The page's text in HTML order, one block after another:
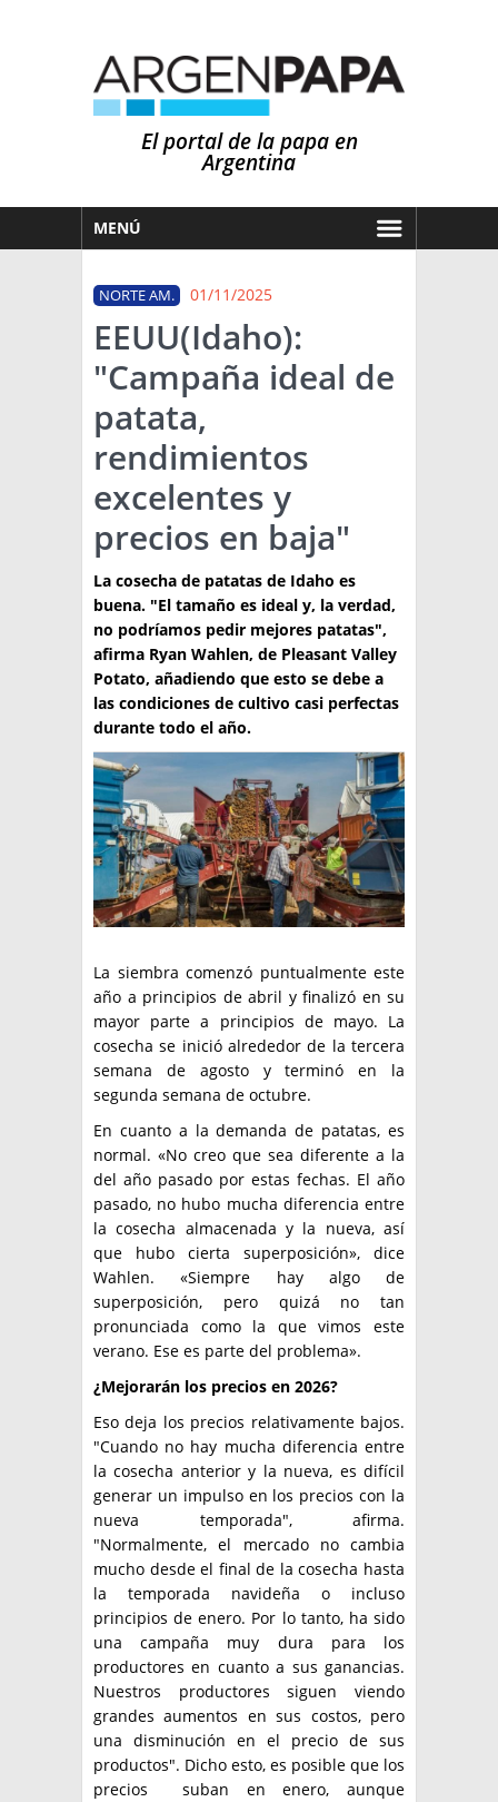
El portal de la papa en
Argentina
MENÚ
MERCADOS
NOTICIAS
EN ESPAÑOL
OTROS IDIOMAS
PRONÓSTICO
LLUVIAS
ARGENTINA
EL MUNDO
TÉCNICA
PRODUCCION
CLASIFICADOS
INTERES GENERAL
LA PAPA
RESOLUCIONES Y NORMATIVAS
ENLACES
ARGENPAPA
QUIENES SOMOS
CONTACTO
BUSCAR NOTICIAS
BUSCAR
NORTE AM. 01/11/2025
EEUU(Idaho):
"Campaña ideal de
patata,
rendimientos
excelentes y
precios en baja"
La cosecha de patatas de Idaho es
buena. "El tamaño es ideal y, la verdad,
no podríamos pedir mejores patatas",
afirma Ryan Wahlen, de Pleasant Valley
Potato, añadiendo que esto se debe a
las condiciones de cultivo casi perfectas
durante todo el año.
La siembra comenzó puntualmente este
año a principios de abril y finalizó en su
mayor parte a principios de mayo. La
cosecha se inició alrededor de la tercera
semana de agosto y terminó en la
segunda semana de octubre.
En cuanto a la demanda de patatas, es
normal. «No creo que sea diferente a la
del año pasado por estas fechas. El año
pasado, no hubo mucha diferencia entre
la cosecha almacenada y la nueva, así
que hubo cierta superposición», dice
Wahlen. «Siempre hay algo de
superposición, pero quizá no tan
pronunciada como la que vimos este
verano. Ese es parte del problema».
¿Mejorarán los precios en 2026?
Eso deja los precios relativamente bajos.
"Cuando no hay mucha diferencia entre
la cosecha anterior y la nueva, es difícil
generar un impulso en los precios con la
nueva temporada", afirma.
"Normalmente, el mercado no cambia
mucho desde el final de la cosecha hasta
la temporada navideña o incluso
principios de enero. Por lo tanto, ha sido
una campaña muy dura para los
productores en cuanto a sus ganancias.
Nuestros productores siguen viendo
grandes aumentos en sus costos, pero
una disminución en el precio de sus
productos". Dicho esto, es posible que los
precios suban en enero, aunque